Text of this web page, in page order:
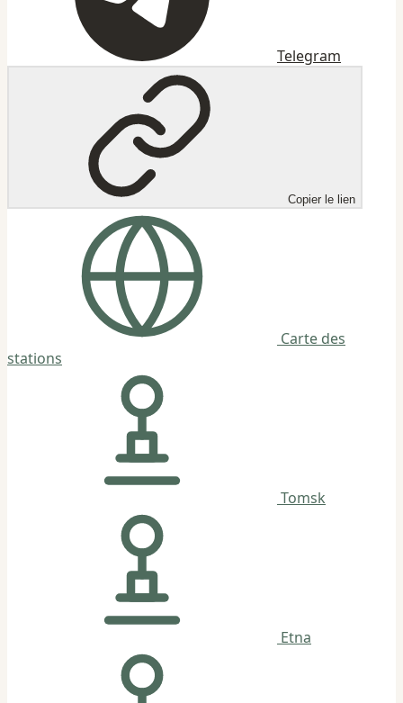
Telegram
Copier le lien
Carte des
stations
Tomsk
Etna